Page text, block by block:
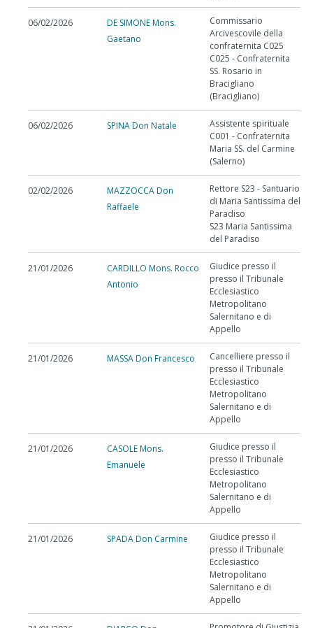
06/02/2026
DE SIMONE Mons.
Gaetano
Commissario
Arcivescovile della
confraternita C025
C025 - Confraternita
SS. Rosario in
Bracigliano
(Bracigliano)
06/02/2026 SPINA Don Natale
Assistente spirituale
C001 - Confraternita
Maria SS. del Carmine
(Salerno)
02/02/2026
MAZZOCCA Don
Raffaele
Rettore S23 - Santuario
di Maria Santissima del
Paradiso
S23 Maria Santissima
del Paradiso
21/01/2026
CARDILLO Mons. Rocco
Antonio
Giudice presso il
presso il Tribunale
Ecclesiastico
Metropolitano
Salernitano e di
Appello
21/01/2026 MASSA Don Francesco
Cancelliere presso il
presso il Tribunale
Ecclesiastico
Metropolitano
Salernitano e di
Appello
21/01/2026
CASOLE Mons.
Emanuele
Giudice presso il
presso il Tribunale
Ecclesiastico
Metropolitano
Salernitano e di
Appello
21/01/2026 SPADA Don Carmine
Giudice presso il
presso il Tribunale
Ecclesiastico
Metropolitano
Salernitano e di
Appello